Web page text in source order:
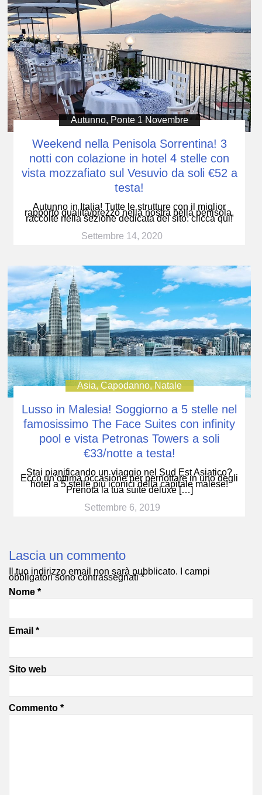
Autunno, Ponte 1 Novembre
Weekend nella Penisola Sorrentina! 3
notti con colazione in hotel 4 stelle con
vista mozzafiato sul Vesuvio da soli €52 a
testa!
Autunno in Italia! Tutte le strutture con il miglior
rapporto qualità/prezzo nella nostra bella penisola,
raccolte nella sezione dedicata del sito: clicca qui!
Settembre 14, 2020
Asia, Capodanno, Natale
Lusso in Malesia! Soggiorno a 5 stelle nel
famosissimo The Face Suites con infinity
pool e vista Petronas Towers a soli
€33/notte a testa!
Stai pianificando un viaggio nel Sud Est Asiatico?
Ecco un’ottima occasione per pernottare in uno degli
hotel a 5 stelle più iconici della capitale malese!
Prenota la tua suite deluxe […]
Settembre 6, 2019
Lascia un commento
Il tuo indirizzo email non sarà pubblicato. I campi
obbligatori sono contrassegnati*
Nome *
Email *
Sito web
Commento *